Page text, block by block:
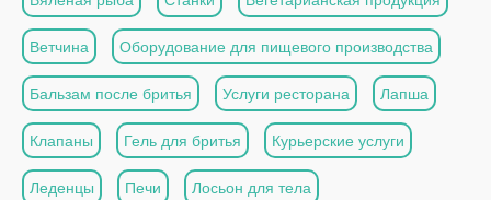
Ветчина Оборудование для пищевого производства
Бальзам после бритья Услуги ресторана Лапша
Клапаны Гель для бритья Курьерские услуги
Леденцы Печи Лосьон для тела